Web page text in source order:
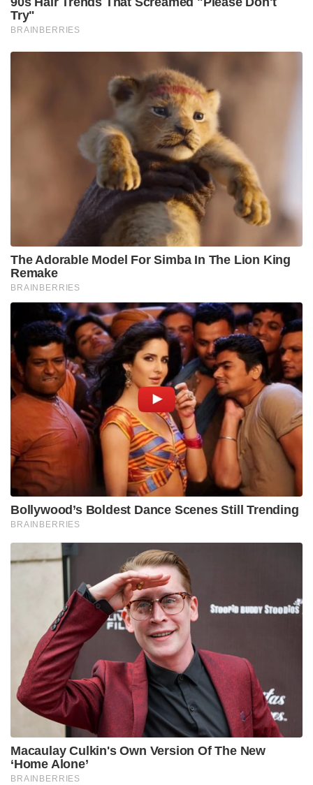
അധികശേഷി റഷ്യയുടെ പുതിയ മിസൈല്‍
പ്രതിരോധ സംവിധാനം കൈവരിക്കും.
വടക്കന്‍ കൊറിയ, ഇറാന്‍, റഷ്യ എന്നീ രാജ്യങ്ങള്‍ക്ക്
മേല്‍ ഉപരോധം ഏര്‍പ്പെടുത്തിയ യുഎസ് ഫെഡറല്‍
നിയമമാണ് കാസ്റ്റ. ഈ നിയമ പ്രകാരം റഷ്യയുമായി
പ്രതിരോധ ആയുധങ്ങള്‍ വാങ്ങുന്ന രാജ്യങ്ങള്‍ക്ക്
നേരെ സാധാരണ നിലയില്‍ യുഎസ് ഉപരോധം
ഏര്‍പ്പെടുത്തേണ്ടതാണ്. എന്നാല്‍ ഇന്ത്യ എസ് 400
വാങ്ങാൻ തീരുമാനിച്ചിട്ടും യുഎസ് കർശന നിലപാട്
എടുത്തിട്ടില്ലാ എന്നത് നയതന്ത്ര വിജയമായാണ്
india Sainikam russia